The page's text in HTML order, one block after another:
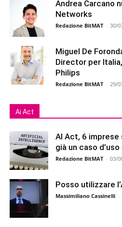
Andrea Carcano
Networks
Redazione BitMAT - 30/
Miguel De
Director per
Philips
Redazione BitMAT - 29/
Ai Act
AI Act, 6 imprese
già un caso
Redazione BitMAT - 03/
Posso utilizzare
Massimiliano Cassinelli -